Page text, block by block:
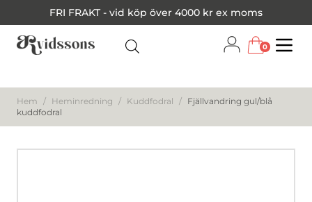
FRI FRAKT - vid köp över 4000 kr ex moms
0
Hem / Heminredning / Kuddfodral / Fjällvandring gul/blå
kuddfodral